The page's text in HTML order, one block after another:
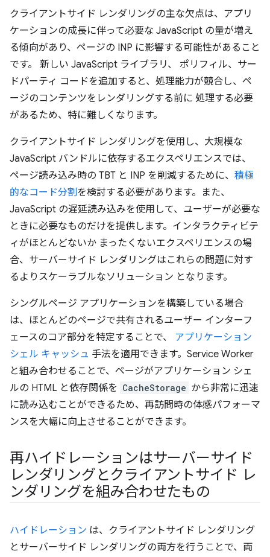
クライアントサイド レンダリングの主な欠点は、アプリ
ケーションの成長に伴って必要な JavaScript の量が増え
る傾向があり、ページの INP に影響する可能性があること
です。 新しい JavaScript ライブラリ、 ポリフィル、サー
ドパーティ コードを追加すると、処理能力が競合し、ペ
ージのコンテンツをレンダリングする前に 処理する必要
があるため、特に難しくなります。
クライアントサイド レンダリングを使用し、大規模な
JavaScript バンドルに依存するエクスペリエンスでは、
ページ読み込み時の TBT と INP を削減するために、 積極
的なコード分割 を検討する必要があります。また、
JavaScript の遅延読み込みを使用して、ユーザーが必要な
ときに必要なものだけを提供します。インタラクティビテ
ィがほとんどないか まったくないエクスペリエンスの場
合、サーバーサイド レンダリングはこれらの問題に対す
るよりスケーラブルなソリューション となります。
シングルページ アプリケーションを構築している場合
は、ほとんどのページで共有されるユーザー インターフ
ェースのコア部分を特定することで、 アプリケーション
シェル キャッシュ 手法を適用できます。Service Worker
と組み合わせることで、ページがアプリケーション シェ
ルの HTML と依存関係を CacheStorage から非常に迅速
に読み込むことができるため、再訪問時の体感パフォーマ
ンスを大幅に向上させることができます。
再ハイドレーションはサーバーサイド
レンダリングとクライアントサイド レ
ンダリングを組み合わせたもの
ハイドレーション は、クライアントサイド レンダリング
とサーバーサイド レンダリングの両方を行うことで、両